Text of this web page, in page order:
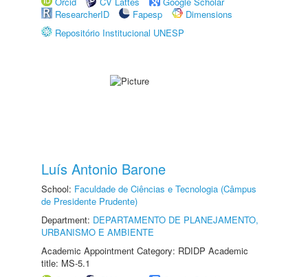
ResearcherID
Fapesp
Dimensions
Repositório Institucional UNESP
Luís Antonio Barone
School: Faculdade de Ciências e Tecnologia (Câmpus
de Presidente Prudente)
Department: DEPARTAMENTO DE PLANEJAMENTO,
URBANISMO E AMBIENTE
Academic Appointment Category: RDIDP Academic
title: MS-5.1